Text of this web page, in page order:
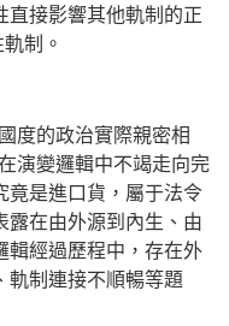
直接影響其他軌制的正
制。
度的政治實際親密相
演變邏輯中不竭走向完
竟是進口貨，屬于法令
露在由外源到內生、由
輯經過歷程中，存在外
軌制連接不順暢等題